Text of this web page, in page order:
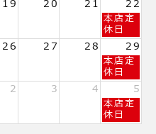
8
月
15th
2026
19 20 21 22
土
曜
日,
8
月
22nd
本店定
休日
26 27 28 29
土
曜
日,
8
月
29th
本店定
休日
2 3 4 5
土
曜
日,
本店定
休日